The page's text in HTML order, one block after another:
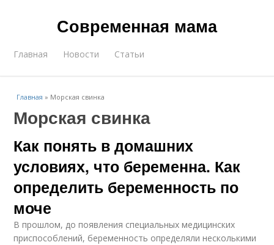
Современная мама
Главная Новости Статьи
Главная » Морская свинка
Морская свинка
Как понять в домашних
условиях, что беременна. Как
определить беременность по
моче
В прошлом, до появления специальных медицинских
приспособлений, беременность определяли несколькими